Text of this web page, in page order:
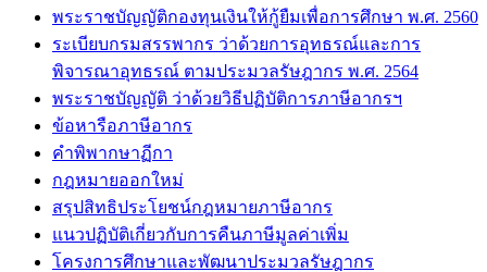
พระราชบัญญัติกองทุนเงินให้กู้ยืมเพื่อการศึกษา พ.ศ. 2560
ระเบียบกรมสรรพากร ว่าด้วยการอุทธรณ์และการ
พิจารณาอุทธรณ์ ตามประมวลรัษฎากร พ.ศ. 2564
พระราชบัญญัติ ว่าด้วยวิธีปฏิบัติการภาษีอากรฯ
ข้อหารือภาษีอากร
คำพิพากษาฏีกา
กฎหมายออกใหม่
สรุปสิทธิประโยชน์กฎหมายภาษีอากร
แนวปฏิบัติเกี่ยวกับการคืนภาษีมูลค่าเพิ่ม
โครงการศึกษาและพัฒนาประมวลรัษฎากร